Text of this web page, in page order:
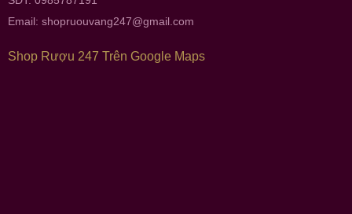
Email: shopruouvang247@gmail.com
Shop Rượu 247 Trên Google Maps